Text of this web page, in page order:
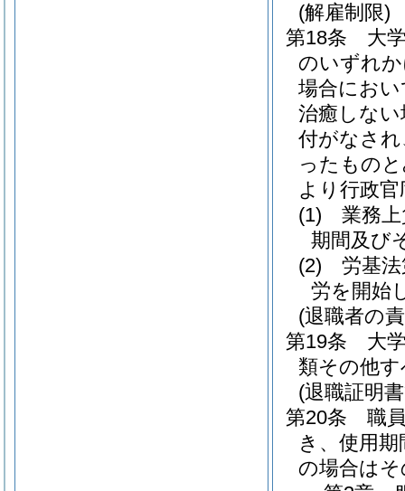
(解雇制限)
第18条
大
のいずれ
場合にお
治癒しな
付がなさ
ったもの
より行政
(1)
業務
期間及び
(2)
労基
労を開始
(退職者の
第19条
大
類その他
(退職証明
第20条
職
き、使用
の場合は